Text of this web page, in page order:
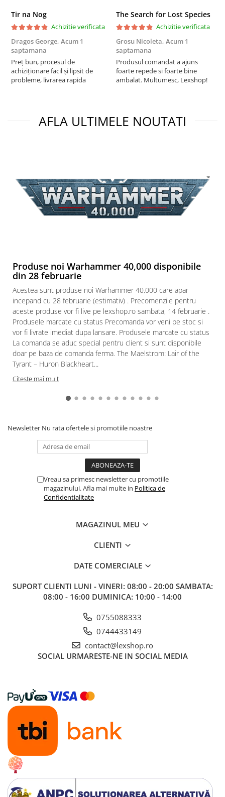
Puzzle cu 100 piese
Puzzle cu 200 piese
Puzzle XXL
Puzzle 1000 piese fluorescent
Puzzle din lemn
Mandala
Puzzle 350 piese
Puzzle 275 piese
Puzzle 550 piese
Warhammer
Warhammer 40K
Age of Sigmar
Paints & Tools
Starter Sets
Figurine
Friday The 13th
Figurine diverse
DC Univers
Accesorii Gundam
D&D si Alte RPG
Altele
Screens
Nolzur
Premium
Board games
Harti
Teren
Tir na Nog
Achizitie verificata
Dragos George, Acum 1
saptamana
Preț bun, procesul de
achiziționare facil și lipsit de
probleme, livrarea rapida
The Search for Lost Species
Achizitie verificata
Grosu Nicoleta, Acum 1
saptamana
Produsul comandat a ajuns
foarte repede si foarte bine
ambalat. Multumesc, Lexshop!
AFLA ULTIMELE NOUTATI
Produse noi Warhammer 40,000 disponibile
din 28 februarie
Acestea sunt produse noi Warhammer 40,000 care apar
incepand cu 28 februarie (estimativ) . Precomenzile pentru
aceste produse vor fi live pe lexshop.ro sambata, 14 februarie .
Produsele marcate cu status Precomanda vor veni pe stoc si
vor fi livrate imediat dupa lansare. Produsele marcate cu status
La comanda se aduc special pentru client si sunt disponibile
doar pe baza de comanda ferma. The Maelstrom: Lair of the
Tyrant – Huron Blackheart...
Citeste mai mult
Newsletter Nu rata ofertele si promotiile noastre
Vreau sa primesc newsletter cu promotiile
magazinului. Afla mai multe in Politica de
Confidentialitate
MAGAZINUL MEU
CLIENTI
DATE COMERCIALE
SUPORT CLIENTI LUNI - VINERI: 08:00 - 20:00 SAMBATA:
08:00 - 16:00 DUMINICA: 10:00 - 14:00
0755088333
0744433149
contact@lexshop.ro
SOCIAL URMARESTE-NE IN SOCIAL MEDIA